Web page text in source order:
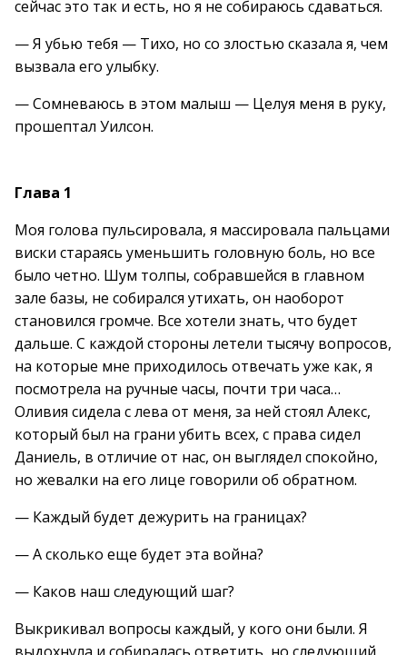
сейчас это так и есть, но я не собираюсь сдаваться.
— Я убью тебя — Тихо, но со злостью сказала я, чем
вызвала его улыбку.
— Сомневаюсь в этом малыш — Целуя меня в руку,
прошептал Уилсон.
Глава 1
Моя голова пульсировала, я массировала пальцами
виски стараясь уменьшить головную боль, но все
было четно. Шум толпы, собравшейся в главном
зале базы, не собирался утихать, он наоборот
становился громче. Все хотели знать, что будет
дальше. С каждой стороны летели тысячу вопросов,
на которые мне приходилось отвечать уже как, я
посмотрела на ручные часы, почти три часа…
Оливия сидела с лева от меня, за ней стоял Алекс,
который был на грани убить всех, с права сидел
Даниель, в отличие от нас, он выглядел спокойно,
но жевалки на его лице говорили об обратном.
— Каждый будет дежурить на границах?
— А сколько еще будет эта война?
— Каков наш следующий шаг?
Выкрикивал вопросы каждый, у кого они были. Я